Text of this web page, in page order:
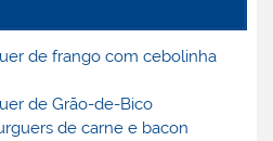
de frango com cebolinha
de Grão-de-Bico
de carne e bacon